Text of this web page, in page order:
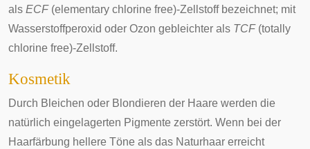
als ECF(elementary chlorine free)-Zellstoff bezeichnet; mit
Wasserstoffperoxid oder Ozon gebleichter als TCF(totally
chlorine free)-Zellstoff.
Kosmetik
Durch Bleichen oder Blondieren der Haare werden die
natürlich eingelagerten Pigmente zerstört. Wenn bei der
Haarfärbung hellere Töne als das Naturhaar erreicht